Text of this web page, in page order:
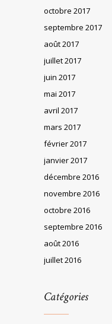
octobre 2017
septembre 2017
août 2017
juillet 2017
juin 2017
mai 2017
avril 2017
mars 2017
février 2017
janvier 2017
décembre 2016
novembre 2016
octobre 2016
septembre 2016
août 2016
juillet 2016
Catégories